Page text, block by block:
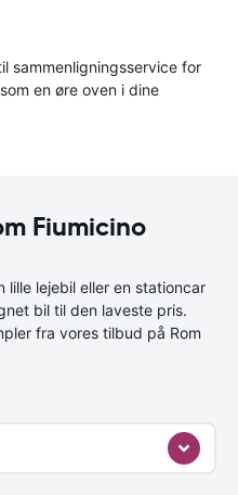
sammenligningsservice for
en øre oven i dine
Fiumicino
lille lejebil eller en stationcar
bil til den laveste pris.
fra vores tilbud på Rom